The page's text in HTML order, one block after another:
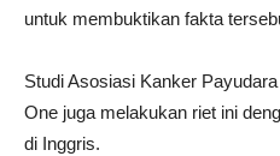
untuk membuktikan fakta
Studi Asosiasi Kanker
One juga melakukan riet ini
di Inggris.